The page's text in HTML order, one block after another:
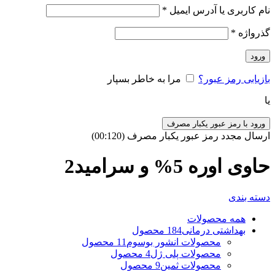
نام کاربری یا آدرس ایمیل *
گذرواژه *
ورود
بازیابی رمز عبور؟ مرا به خاطر بسپار
یا
ورود با رمز عبور یکبار مصرف
ارسال مجدد رمز عبور یکبار مصرف (00:
120
)
حاوی اوره 5% و سرامید2
دسته بندی
همه محصولات
بهداشتی درمانی184 محصول
محصولات انشور بوسوم 11 محصول
محصولات پلی ژل4 محصول
محصولات ثمین9 محصول